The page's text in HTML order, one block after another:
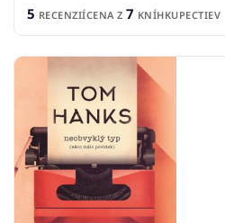
5 RECENZIÍCENA Z 7 KNÍHKUPECTIEV